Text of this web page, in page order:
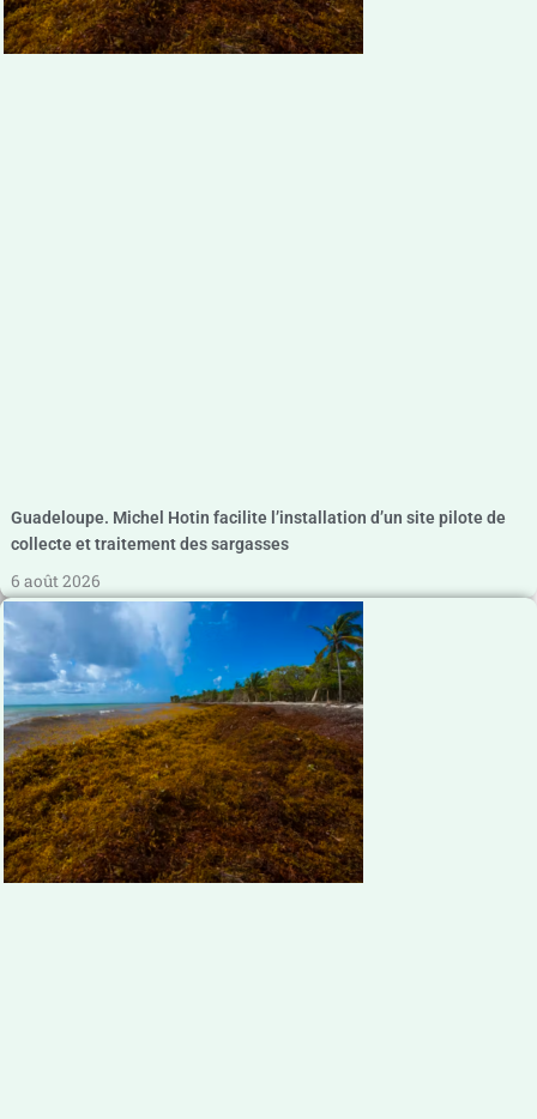
Guadeloupe. Michel Hotin facilite l’installation d’un site pilote de
collecte et traitement des sargasses
6 août 2026